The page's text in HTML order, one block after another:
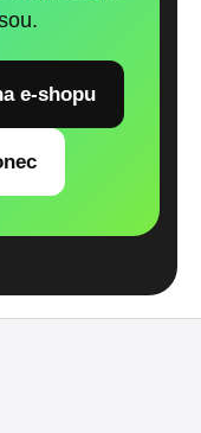
e-shopu